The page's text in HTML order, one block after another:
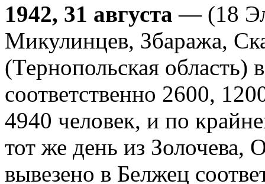
1942, 31 августа — (18
Микулинцев, Збаража,
(Тернопольская область)
соответственно 2600,
4940 человек, и по
тот же день из Золочева,
вывезено в Белжец